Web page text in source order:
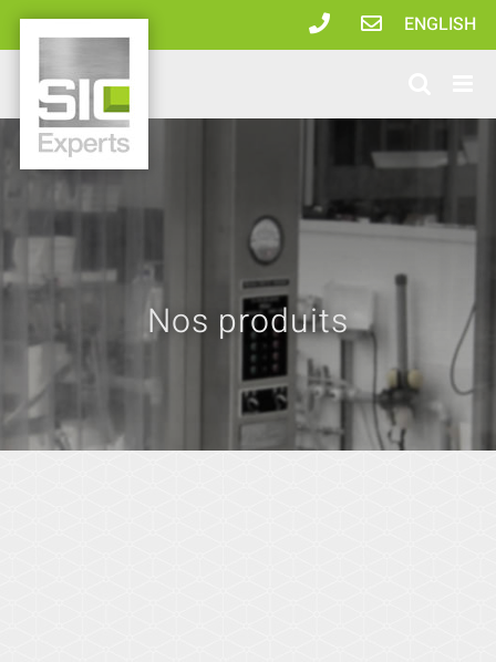
Passer
au
contenu
ENGLISH
Nos produits